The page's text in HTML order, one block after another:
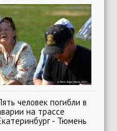
человек погибли в
на трассе
- Тюмень